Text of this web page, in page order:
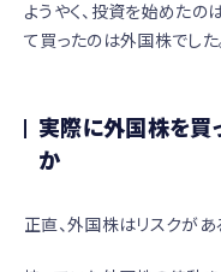
ようやく、投資を始めたの
て買ったのは外国株でした
実際に外国株を買
か
正直、外国株はリスクがあ